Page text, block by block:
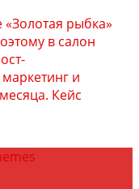
рыбка»
в салон
и
Кейс